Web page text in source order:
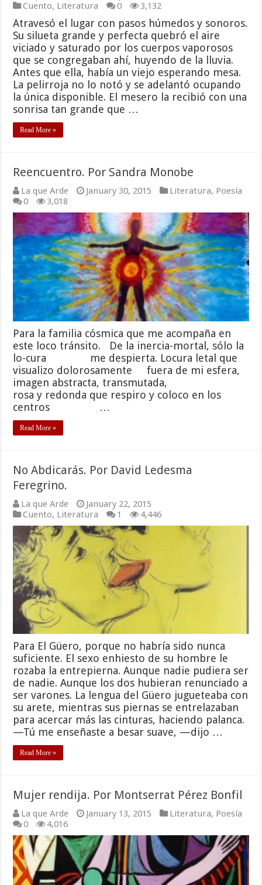
Cuento, Literatura 0 3,132
Atravesó el lugar con pasos húmedos y sonoros.
Su silueta grande y perfecta quebró el aire
viciado y saturado por los cuerpos vaporosos
que se congregaban ahí, huyendo de la lluvia.
Antes que ella, había un viejo esperando mesa.
La pelirroja no lo notó y se adelantó ocupando
la única disponible. El mesero la recibió con una
sonrisa tan grande que …
Read More »
Reencuentro. Por Sandra Monobe
La que Arde January 30, 2015 Literatura, Poesía
0
3,018
Para la familia cósmica que me acompaña en
este loco tránsito. De la inercia-mortal, sólo la
lo-cura me despierta. Locura letal que
visualizo dolorosamente fuera de mi esfera,
imagen abstracta, transmutada,
rosa y redonda que respiro y coloco en los
centros …
Read More »
No Abdicarás. Por David Ledesma
Feregrino.
La que Arde
January 22, 2015
Cuento, Literatura 1 4,446
Para El Güero, porque no habría sido nunca
suficiente. El sexo enhiesto de su hombre le
rozaba la entrepierna. Aunque nadie pudiera ser
de nadie. Aunque los dos hubieran renunciado a
ser varones. La lengua del Güero jugueteaba con
su arete, mientras sus piernas se entrelazaban
para acercar más las cinturas, haciendo palanca.
—Tú me enseñaste a besar suave, —dijo …
Read More »
Mujer rendija. Por Montserrat Pérez Bonfil
La que Arde January 13, 2015 Literatura, Poesía
0
4,016